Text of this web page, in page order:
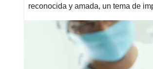
reconocida y amada, un tema de